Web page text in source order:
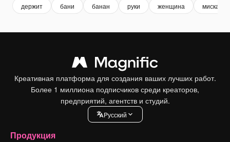
держит бани банан руки женщина миска
Креативная платформа для создания ваших лучших работ.
Более 1 миллиона подписчиков среди креаторов,
предприятий, агентств и студий.
Pусский
Продукция